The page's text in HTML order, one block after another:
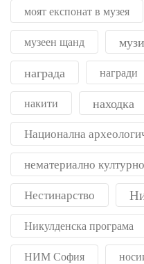
моят експонат в музея
музеен щанд
награда награди
накити находка
Национална
нематериално
Нестинарство
Никулденска програма
НИМ София